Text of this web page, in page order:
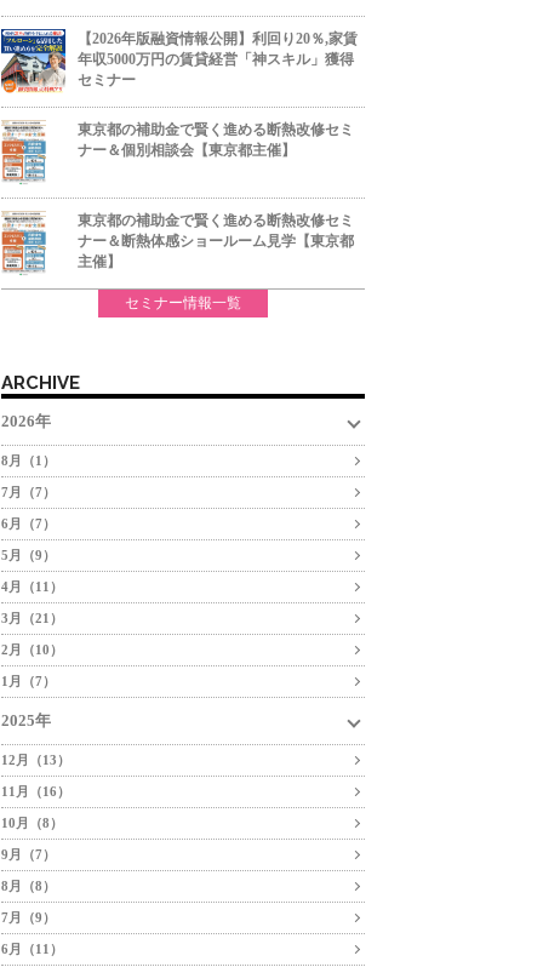
【2026年版融資情報公開】利回り20％,家賃
年収5000万円の賃貸経営「神スキル」獲得
セミナー
東京都の補助金で賢く進める断熱改修セミ
ナー＆個別相談会【東京都主催】
東京都の補助金で賢く進める断熱改修セミ
ナー＆断熱体感ショールーム見学【東京都
主催】
セミナー情報一覧
ARCHIVE
2026年
8月（1）
7月（7）
6月（7）
5月（9）
4月（11）
3月（21）
2月（10）
1月（7）
2025年
12月（13）
11月（16）
10月（8）
9月（7）
8月（8）
7月（9）
6月（11）